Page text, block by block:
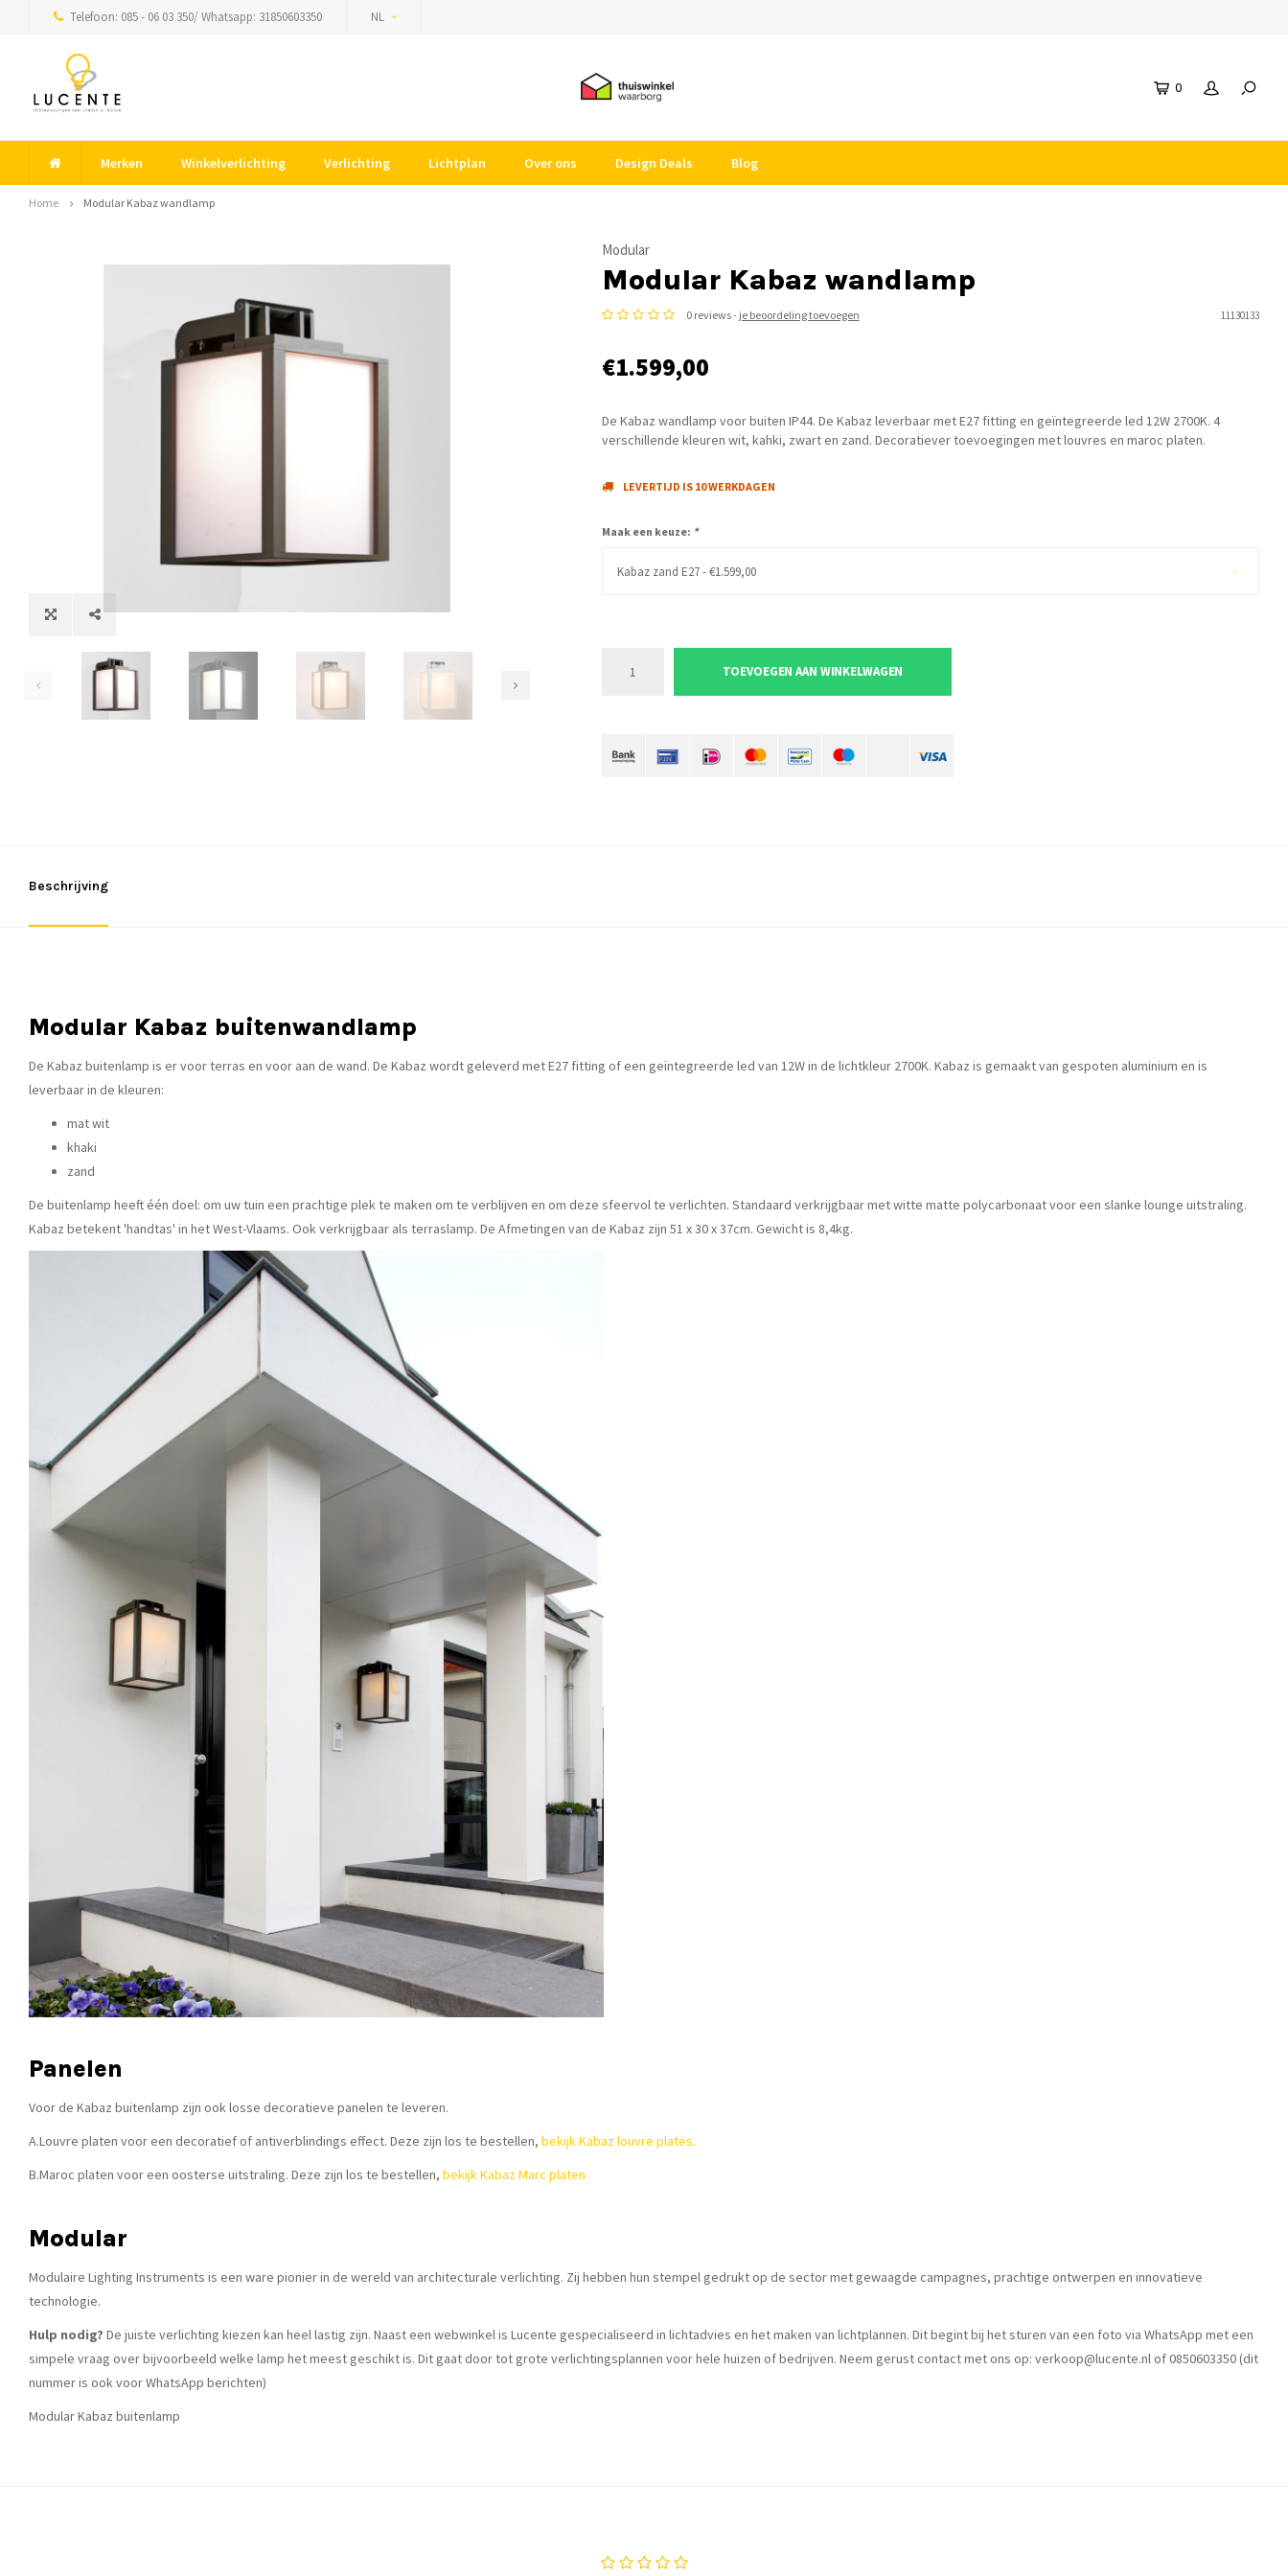
Telefoon: 085 - 06 03 350/ Whatsapp: 31850603350 NL
0
Merken Winkelverlichting Verlichting Lichtplan Over ons Design Deals Blog
Home Modular Kabaz wandlamp
Modular
Modular Kabaz wandlamp
0 reviews - je beoordeling toevoegen 11130133
€1.599,00
De Kabaz wandlamp voor buiten IP44. De Kabaz leverbaar met E27 fitting en geïntegreerde led 12W 2700K. 4
verschillende kleuren wit, kahki, zwart en zand. Decoratiever toevoegingen met louvres en maroc platen.
LEVERTIJD IS 10 WERKDAGEN
Maak een keuze: *
Kabaz zand E27 - €1.599,00
TOEVOEGEN AAN WINKELWAGEN
Beschrijving
Modular Kabaz buitenwandlamp
De Kabaz buitenlamp is er voor terras en voor aan de wand. De Kabaz wordt geleverd met E27 fitting of een geïntegreerde led van 12W in de lichtkleur 2700K. Kabaz is gemaakt van gespoten aluminium en is
leverbaar in de kleuren:
mat wit
khaki
zand
De buitenlamp heeft één doel: om uw tuin een prachtige plek te maken om te verblijven en om deze sfeervol te verlichten. Standaard verkrijgbaar met witte matte polycarbonaat voor een slanke lounge uitstraling.
Kabaz betekent 'handtas' in het West-Vlaams. Ook verkrijgbaar als terraslamp. De Afmetingen van de Kabaz zijn 51 x 30 x 37cm. Gewicht is 8,4kg.
Panelen
Voor de Kabaz buitenlamp zijn ook losse decoratieve panelen te leveren.
A.Louvre platen voor een decoratief of antiverblindings effect. Deze zijn los te bestellen, bekijk Kabaz louvre plates.
B.Maroc platen voor een oosterse uitstraling. Deze zijn los te bestellen, bekijk Kabaz Marc platen
Modular
Modulaire Lighting Instruments is een ware pionier in de wereld van architecturale verlichting. Zij hebben hun stempel gedrukt op de sector met gewaagde campagnes, prachtige ontwerpen en innovatieve
technologie.
Hulp nodig? De juiste verlichting kiezen kan heel lastig zijn. Naast een webwinkel is Lucente gespecialiseerd in lichtadvies en het maken van lichtplannen. Dit begint bij het sturen van een foto via WhatsApp met een
simpele vraag over bijvoorbeeld welke lamp het meest geschikt is. Dit gaat door tot grote verlichtingsplannen voor hele huizen of bedrijven. Neem gerust contact met ons op: verkoop@lucente.nlof 0850603350 (dit
nummer is ook voor WhatsApp berichten)
Modular Kabaz buitenlamp